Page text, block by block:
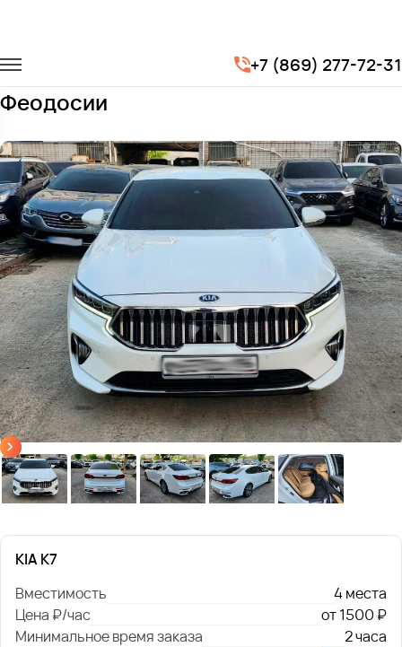
+7 (869) 277-72-31
Легковые автомобили KIA K7
Заказать KIA K7 с водителем в
Феодосии
KIA K7
Вместимость
4 места
Цена ₽/час
от 1500 ₽
Минимальное время заказа
2 часа